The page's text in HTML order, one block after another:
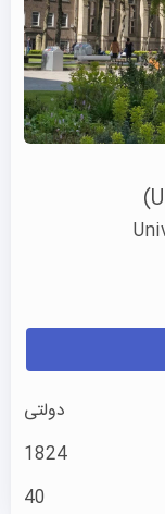
دولتی
1824
40